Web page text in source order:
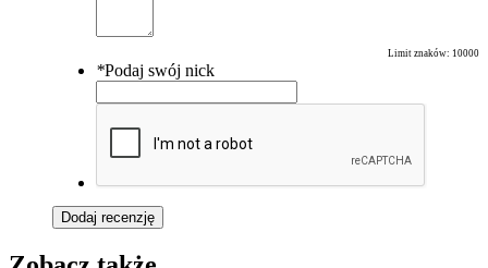
Limit znaków: 10000
*Podaj swój nick
Dodaj recenzję